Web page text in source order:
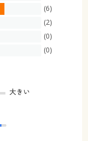
(6)
(2)
(0)
(0)
大きい